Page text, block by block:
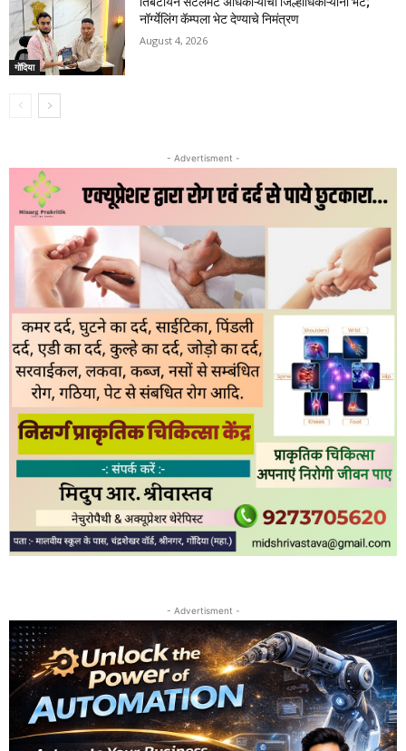
गोंदिया
नॉर्ग्येलिंग कॅम्पला भेट देण्याचे निमंत्रण
August 4, 2026
- Advertisment -
- Advertisment -